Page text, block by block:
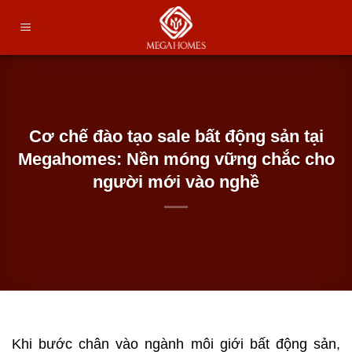
Cơ chế đào tạo sale bất động sản tại
Megahomes: Nền móng vững chắc cho
người mới vào nghề
Khi bước chân vào ngành môi giới bất động sản,